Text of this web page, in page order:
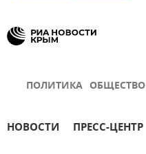
ПОЛИТИКА ОБЩЕСТВО
НОВОСТИ ПРЕСС-ЦЕНТР